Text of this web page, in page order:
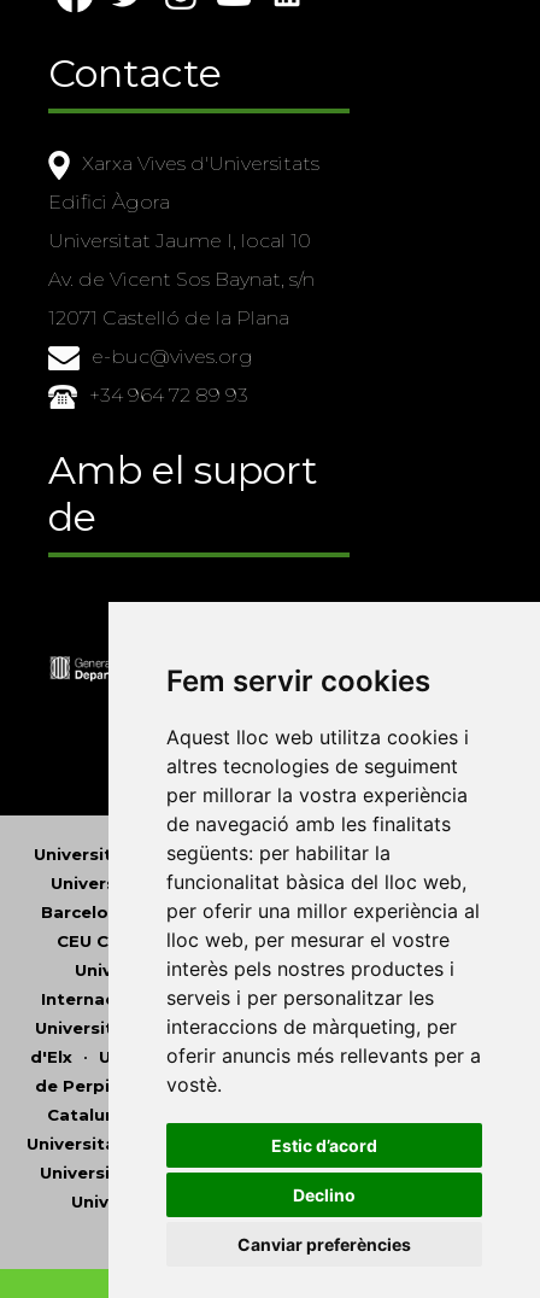
Fem servir cookies
Aquest lloc web utilitza cookies i
altres tecnologies de seguiment
per millorar la vostra experiència
de navegació amb les finalitats
següents: per habilitar la
funcionalitat bàsica del lloc web,
per oferir una millor experiència al
lloc web, per mesurar el vostre
interès pels nostres productes i
serveis i per personalitzar les
interaccions de màrqueting, per
oferir anuncis més rellevants per a
vostè.
Estic d’acord
Declino
Canviar preferències
Contacte
Xarxa Vives d'Universitats
Edifici Àgora
Universitat Jaume I, local 10
Av. de Vicent Sos Baynat, s/n
12071 Castelló de la Plana
e-buc@vives.org
+34 964 72 89 93
Amb el suport
de
Universitat Abat Oliba CEU• Universitat d'Alacant
Universitat d'Andorra•Universitat Autònoma de
Barcelona
Universitat de Barcelona•Universitat
CEU Cardenal Herrera•Universitat de Girona
Universitat de les Illes Balears•Universitat
Internacional de Catalunya •Universitat Jaume I
Universitat de Lleida•Universitat Miguel Hernández
d'Elx• Universitat Oberta de Catalunya•Universitat
de Perpinyà Via Domitia
Catalunya
Universitat Pompeu Fabra
•Universitat Ramon Llull
Universitat Rovira i Virgili•Universitat de Sàsser•
Universitat de València
•Universitat de Vic -